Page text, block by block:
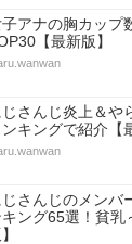
アナの胸カップ
【最新版】
じさんじ炎上＆や
キングで紹介【
じさんじのメンバ
キング65選！貧乳